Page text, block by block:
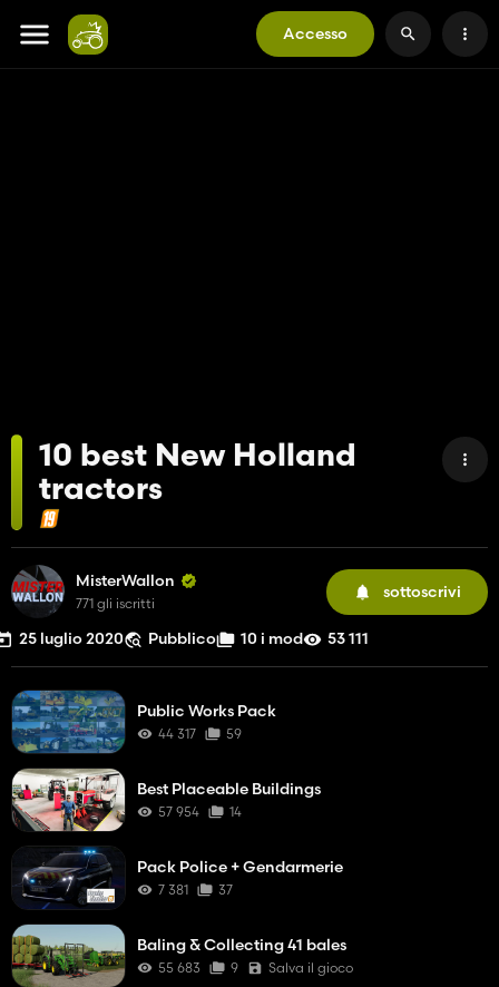
Accesso
10 best New Holland
tractors
MisterWallon
771 gli iscritti
sottoscrivi
25 luglio 2020 Pubblico 10 i mod 53 111
Public Works Pack
44 317 59
Best Placeable Buildings
57 954 14
Pack Police + Gendarmerie
7 381 37
Baling & Collecting 41 bales
55 683 9 Salva il gioco